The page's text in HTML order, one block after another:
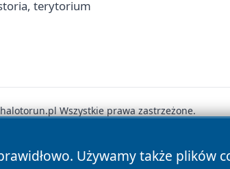
terytorium
Używamy także
Wszystkie prawa zastrzeżone.
Prywatności Polityka Cookies